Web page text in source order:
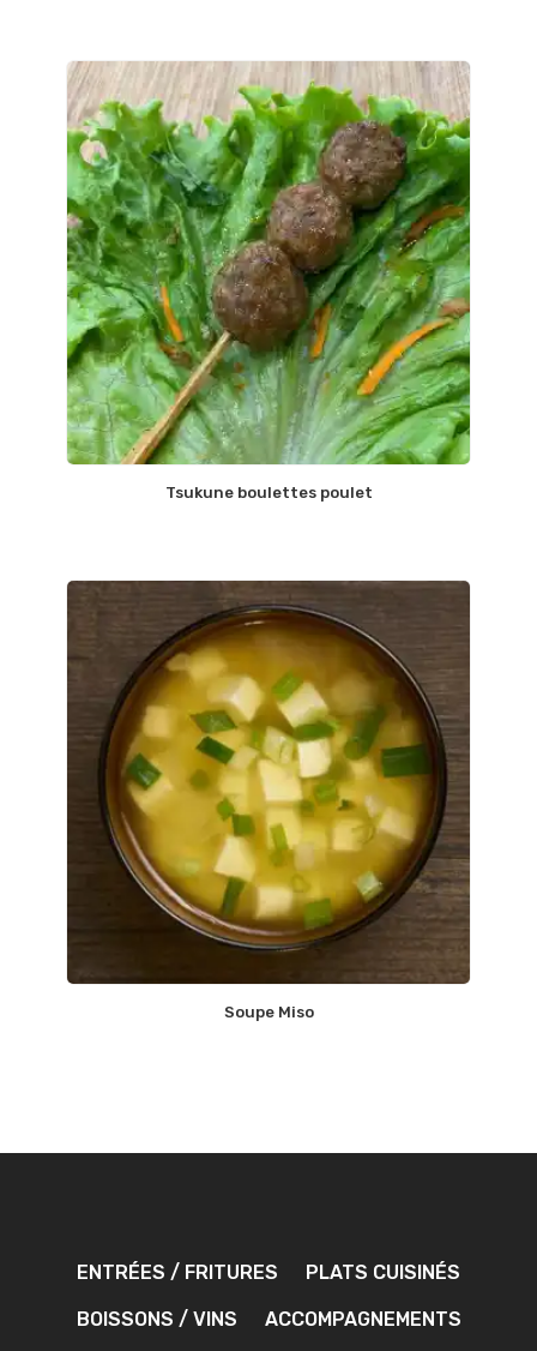
Tsukune boulettes poulet
Soupe Miso
ENTRÉES / FRITURES PLATS CUISINÉS
BOISSONS / VINS ACCOMPAGNEMENTS